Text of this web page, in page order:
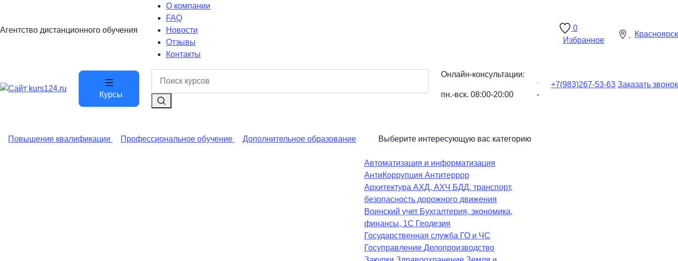
Агентство дистанционного обучения
О компании
FAQ
Новости
Отзывы
Контакты
0
Избранное
Красноярск
Курсы
Онлайн-консультации:
пн.-вск. 08:00-20:00
+7(983)267-53-63 Заказать звонок
Повышение квалификации Профессиональное обучение Дополнительное образование Выберите интересующую вас категорию
Автоматизация и информатизация
АнтиКоррупция Антитеррор
Архитектура АХД, АХЧ БДД, транспорт,
безопасность дорожного движения
Воинский учет Бухгалтерия, экономика,
финансы, 1С Геодезия
Государственная служба ГО и ЧС
Госуправление Делопроизводство